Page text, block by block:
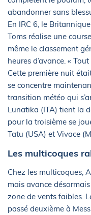
abandonner sans
En IRC 6, le
Toms réalise une
même le classement
heures d’avance. «
Cette première nuit
se concentre
transition météo qui
Lunatika (ITA) tient la
pour la troisième se
Tatu (USA) et Vivace
Les multicoques
Chez les multicoques,
mais avance
zone de vents faibles.
passé deuxième à